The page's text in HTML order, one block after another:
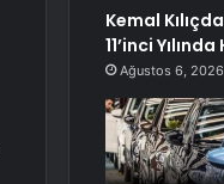
Kemal
11’inci
Ağustos 6, 2026